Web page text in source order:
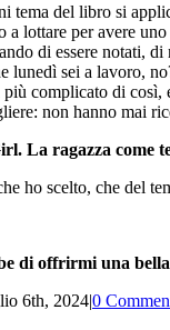
tema del libro si
lottare per avere
di essere notati,
lunedì sei a lavoro,
complicato di
non hanno mai
La ragazza come
ho scelto, che del
di offrirmi una
6th, 2024|0